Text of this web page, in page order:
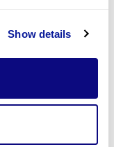
Show details
과 도입에 힘쓰고 있습니
언의 기술에 대해 알아보